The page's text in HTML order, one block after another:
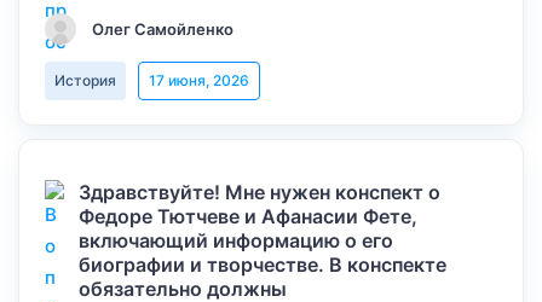
Олег Самойленко
История 17 июня, 2026
Здравствуйте! Мне нужен конспект о
Федоре Тютчеве и Афанасии Фете,
включающий информацию о его
биографии и творчестве. В конспекте
обязательно должны